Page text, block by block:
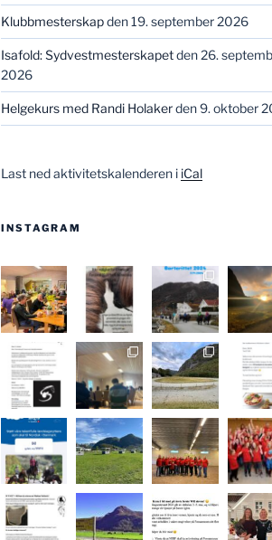
Klubbmesterskapden 19. september 2026
Isafold: Sydvestmesterskapetden 26.
2026
Helgekurs med Randi Holakerden 9. oktober
Last ned aktivitetskalenderen i iCal
INSTAGRAM